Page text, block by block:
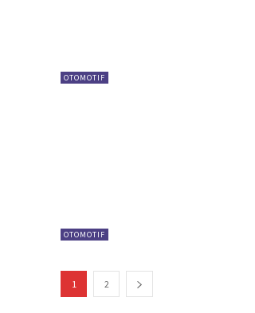
OTOMOTIF
OTOMOTIF
1 2